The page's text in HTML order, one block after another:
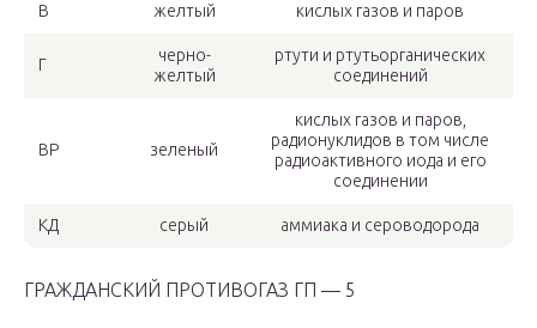
В желтый кислых газов и паров
Г
черно-
желтый
ртути и ртутьорганических
соединений
ВР зеленый
кислых газов и паров,
радионуклидов в том числе
радиоактивного иода и его
соединении
КД серый аммиака и сероводорода
ГРАЖДАНСКИЙ ПРОТИВОГАЗ ГП — 5